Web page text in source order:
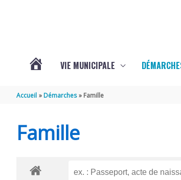
VIE MUNICIPALE
Accueil Démarches Famille
Famille